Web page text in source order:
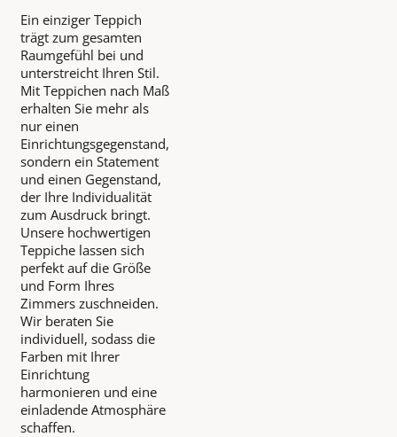
Ein einziger Teppich
trägt zum gesamten
Raumgefühl bei und
unterstreicht Ihren Stil.
Mit Teppichen nach Maß
erhalten Sie mehr als
nur einen
Einrichtungsgegenstand,
sondern ein Statement
und einen Gegenstand,
der Ihre Individualität
zum Ausdruck bringt.
Unsere hochwertigen
Teppiche lassen sich
perfekt auf die Größe
und Form Ihres
Zimmers zuschneiden.
Wir beraten Sie
individuell, sodass die
Farben mit Ihrer
Einrichtung
harmonieren und eine
einladende Atmosphäre
schaffen.